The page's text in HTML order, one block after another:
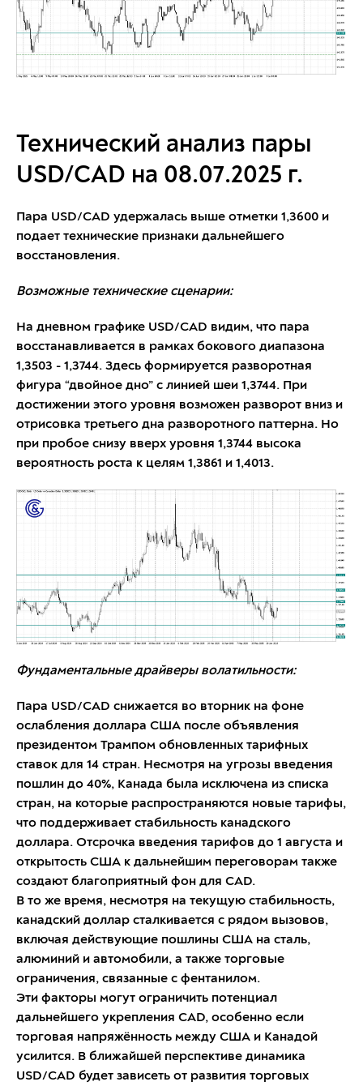
Технический анализ пары
USD/CAD на 08.07.2025 г.
Пара USD/CAD удержалась выше отметки 1,3600 и
подает технические признаки дальнейшего
восстановления.
Возможные технические сценарии:
На дневном графике USD/CAD видим, что пара
восстанавливается в рамках бокового диапазона
1,3503 - 1,3744. Здесь формируется разворотная
фигура “двойное дно” с линией шеи 1,3744. При
достижении этого уровня возможен разворот вниз и
отрисовка третьего дна разворотного паттерна. Но
при пробое снизу вверх уровня 1,3744 высока
вероятность роста к целям 1,3861 и 1,4013.
Фундаментальные драйверы волатильности:
Пара USD/CAD снижается во вторник на фоне
ослабления доллара США после объявления
президентом Трампом обновленных тарифных
ставок для 14 стран. Несмотря на угрозы введения
пошлин до 40%, Канада была исключена из списка
стран, на которые распространяются новые тарифы,
что поддерживает стабильность канадского
доллара. Отсрочка введения тарифов до 1 августа и
открытость США к дальнейшим переговорам также
создают благоприятный фон для CAD.
В то же время, несмотря на текущую стабильность,
канадский доллар сталкивается с рядом вызовов,
включая действующие пошлины США на сталь,
алюминий и автомобили, а также торговые
ограничения, связанные с фентанилом.
Эти факторы могут ограничить потенциал
дальнейшего укрепления CAD, особенно если
торговая напряжённость между США и Канадой
усилится. В ближайшей перспективе динамика
USD/CAD будет зависеть от развития торговых